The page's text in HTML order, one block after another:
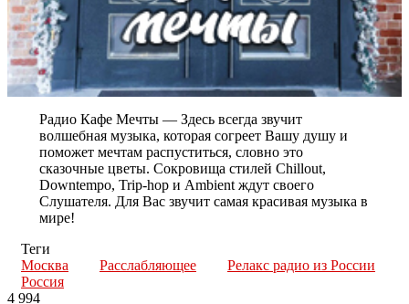
Радио Кафе Мечты — Здесь всегда звучит
волшебная музыка, которая согреет Вашу душу и
поможет мечтам распуститься, словно это
сказочные цветы. Сокровища стилей Chillout,
Downtempo, Trip-hop и Ambient ждут своего
Слушателя. Для Вас звучит самая красивая музыка в
мире!
Теги
Москва
Расслабляющее
Релакс радио из России
Россия
4 994